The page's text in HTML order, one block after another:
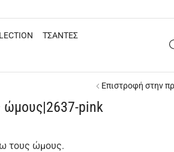
ΤΣΑΝΤΕΣ
Επιστροφή στην
ώμους|2637-pink
τους ώμους.